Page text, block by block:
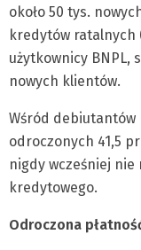
około 50 tys.
kredytów ratalnych
użytkownicy BNPL,
nowych klientów.
Wśród debiutantów
odroczonych 41,5
nigdy wcześniej nie
kredytowego.
Odroczona